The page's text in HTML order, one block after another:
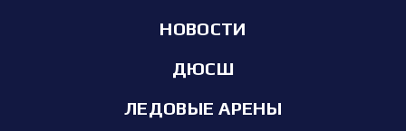
НОВОСТИ
ДЮСШ
ЛЕДОВЫЕ АРЕНЫ